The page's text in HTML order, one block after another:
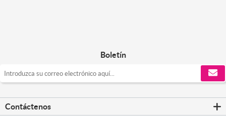
Boletín
Contáctenos